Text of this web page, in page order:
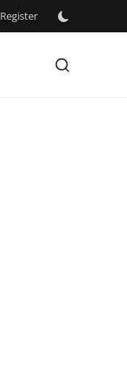
Register